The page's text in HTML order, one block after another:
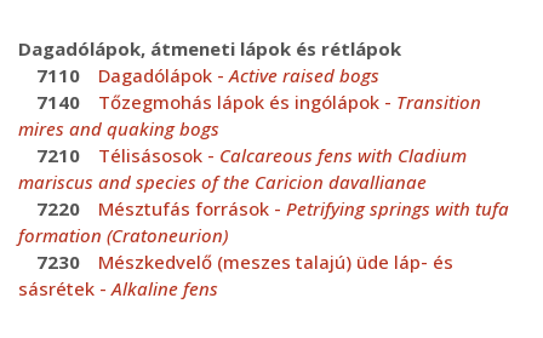
Dagadólápok, átmeneti lápok és rétlápok
7110
Dagadólápok -Active raised bogs
7140
Tőzegmohás lápok és ingólápok - Transition
mires and quaking bogs
7210
Télisásosok - Calcareous fens with Cladium
mariscus and species of the Caricion davallianae
7220
Mésztufás források - Petrifying springs with tufa
formation (Cratoneurion)
7230
Mészkedvelő (meszes talajú) üde láp- és
sásrétek -Alkaline fens